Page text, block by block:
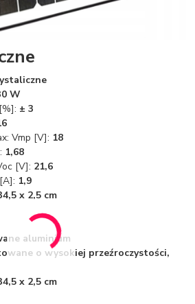
W
± 3
Vmp [V]: 18
1,68
[V]: 21,6
1,9
x 2,5 cm
aluminium
o wysokiej przeźroczystości,
x 2,5 cm